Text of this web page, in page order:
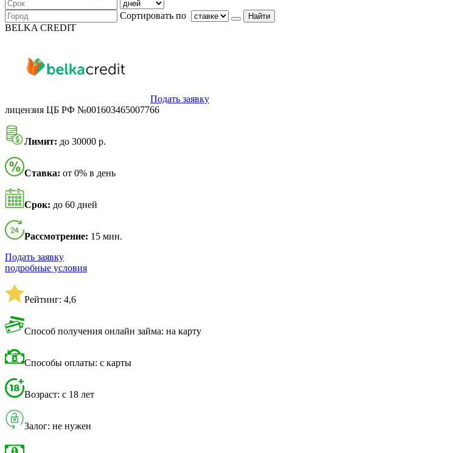
Сортировать по Найти
BELKA CREDIT
Подать заявку
лицензия ЦБ РФ №001603465007766
Лимит: до 30000 р.
Ставка: от 0% в день
Срок: до 60 дней
Рассмотрение: 15 мин.
Подать заявку
подробные условия
Рейтинг: 4,6
Способ получения онлайн займа: на карту
Способы оплаты: с карты
Возраст: с 18 лет
Залог: не нужен